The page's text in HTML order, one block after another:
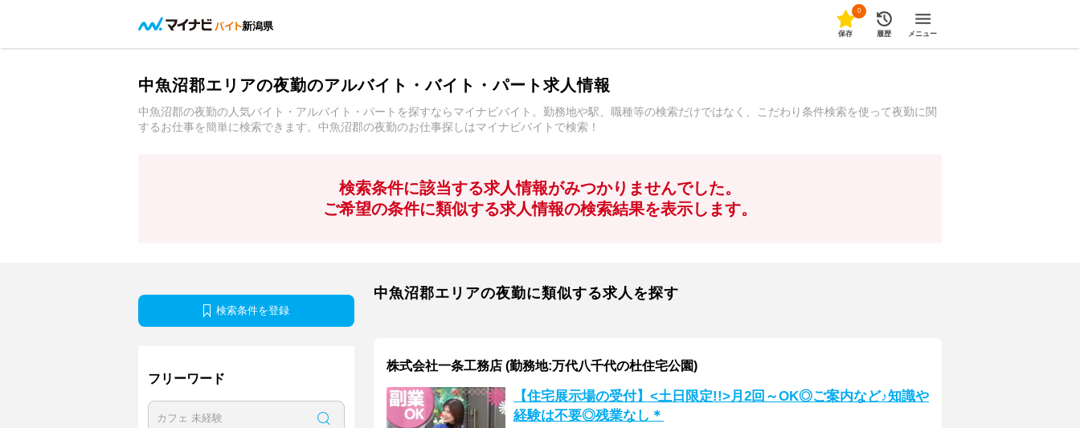
新潟県
0
保存 履歴 メニュー
中魚沼郡エリアの夜勤のアルバイト・バイト・パート求人情報
中魚沼郡の夜勤の人気バイト・アルバイト・パートを探すならマイナビバイト。勤務地や駅、職種等の検索だけではなく、こだわり条件検索を使って夜勤に関
するお仕事を簡単に検索できます。中魚沼郡の夜勤のお仕事探しはマイナビバイトで検索！
検索条件に該当する求人情報がみつかりませんでした。
ご希望の条件に類似する求人情報の検索結果を表示します。
検索条件を登録
フリーワード
中魚沼郡エリアの夜勤に類似する求人を探す
株式会社一条工務店 (勤務地:万代八千代の杜住宅公園)
【住宅展示場の受付】<土日限定!!>月2回～OK◎ご案内など♪知識や
経験は不要◎残業なし＊